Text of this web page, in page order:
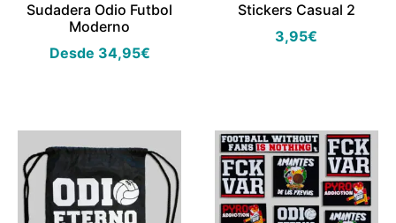
Sudadera Odio Futbol
Moderno
Desde 34,95€
Stickers Casual 2
3,95€